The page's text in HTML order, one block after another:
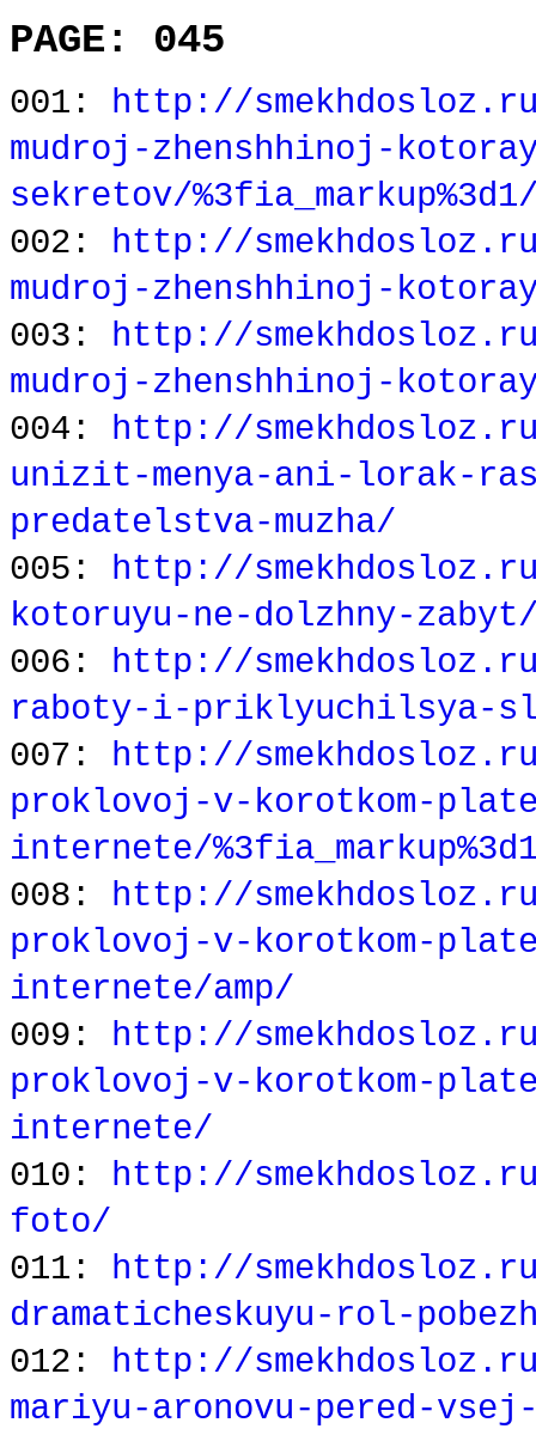
PAGE: 045
001: http://
mudroj-zhenshhinoj-
sekretov/
002: http://
mudroj-zhenshhinoj-
003: http://
mudroj-zhenshhinoj-
004: http://
unizit-menya-ani-lorak-
predatelstva-muzha/
005: http://
kotoruyu-ne-dolzhny-
006: http://
raboty-i-priklyuchilsya-
007: http://
proklovoj-v-korotkom-
internete/
008: http://
proklovoj-v-korotkom-
internete/amp/
009: http://
proklovoj-v-korotkom-
internete/
010: http://
foto/
011: http://
dramaticheskuyu-rol-
012: http://
mariyu-aronovu-pered-